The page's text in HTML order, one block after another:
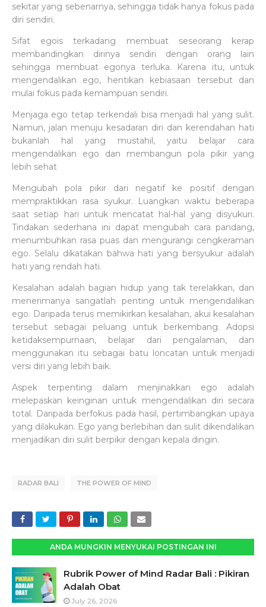
sekitar yang sebenarnya, sehingga tidak hanya fokus pada
diri sendiri.
Sifat egois terkadang membuat seseorang kerap
membandingkan dirinya sendiri dengan orang lain
sehingga membuat egonya terluka. Karena itu, untuk
mengendalikan ego, hentikan kebiasaan tersebut dan
mulai fokus pada kemampuan sendiri.
Menjaga ego tetap terkendali bisa menjadi hal yang sulit.
Namun, jalan menuju kesadaran diri dan kerendahan hati
bukanlah hal yang mustahil, yaitu belajar cara
mengendalikan ego dan membangun pola pikir yang
lebih sehat
Mengubah pola pikir dari negatif ke positif dengan
mempraktikkan rasa syukur. Luangkan waktu beberapa
saat setiap hari untuk mencatat hal-hal yang disyukuri.
Tindakan sederhana ini dapat mengubah cara pandang,
menumbuhkan rasa puas dan mengurangi cengkeraman
ego. Selalu dikatakan bahwa hati yang bersyukur adalah
hati yang rendah hati.
Kesalahan adalah bagian hidup yang tak terelakkan, dan
menerimanya sangatlah penting untuk mengendalikan
ego. Daripada terus memikirkan kesalahan, akui kesalahan
tersebut sebagai peluang untuk berkembang. Adopsi
ketidaksempurnaan, belajar dari pengalaman, dan
menggunakan itu sebagai batu loncatan untuk menjadi
versi diri yang lebih baik.
Aspek terpenting dalam menjinakkan ego adalah
melepaskan keinginan untuk mengendalikan diri secara
total. Daripada berfokus pada hasil, pertimbangkan upaya
yang dilakukan. Ego yang berlebihan dan sulit dikendalikan
menjadikan diri sulit berpikir dengan kepala dingin.
RADAR BALI THE POWER OF MIND
ANDA MUNGKIN MENYUKAI POSTINGAN INI
Rubrik Power of Mind Radar Bali : Pikiran
Adalah Obat
July 26, 2026